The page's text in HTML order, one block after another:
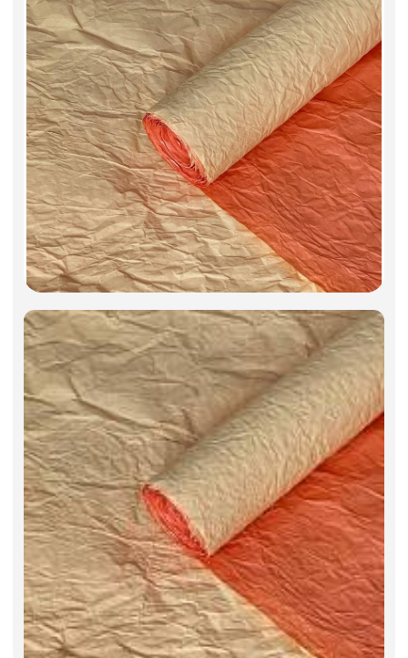
Искусственные цветы и растения
Декоративные вазы, кашпо
Фоамиран
Свечи
Игрушки мягкие
Изделия из металла
Сухоцветы